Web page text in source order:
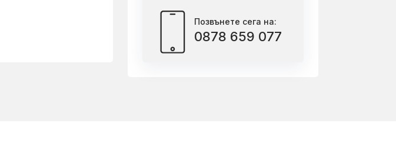
Позвънете сега на:
0878 659 077